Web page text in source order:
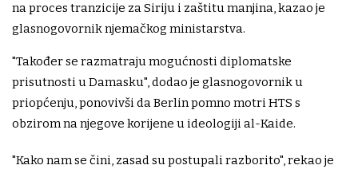
na proces tranzicije za Siriju i zaštitu manjina, kazao je
glasnogovornik njemačkog ministarstva.
"Također se razmatraju mogućnosti diplomatske
prisutnosti u Damasku", dodao je glasnogovornik u
priopćenju, ponovivši da Berlin pomno motri HTS s
obzirom na njegove korijene u ideologiji al-Kaide.
"Kako nam se čini, zasad su postupali razborito", rekao je